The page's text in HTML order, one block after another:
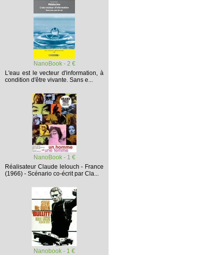
NanoBook - 2 €
L'eau est le vecteur d'information, à
condition d'être vivante. Sans e...
NanoBook - 1 €
Réalisateur Claude lelouch - France
(1966) - Scénario co-écrit par Cla...
Nanobook - 1 €